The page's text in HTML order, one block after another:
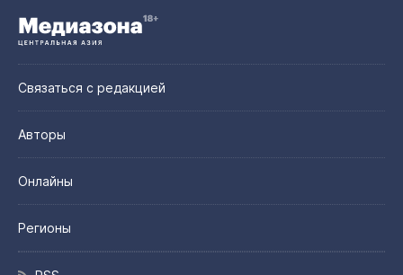
Связаться с редакцией
Авторы
Онлайны
Регионы